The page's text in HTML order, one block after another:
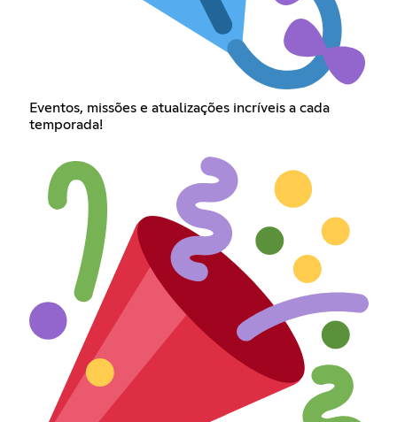
Eventos, missões e atualizações incríveis a cada
temporada!